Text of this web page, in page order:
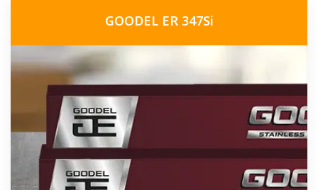
GOODEL ER 347Si